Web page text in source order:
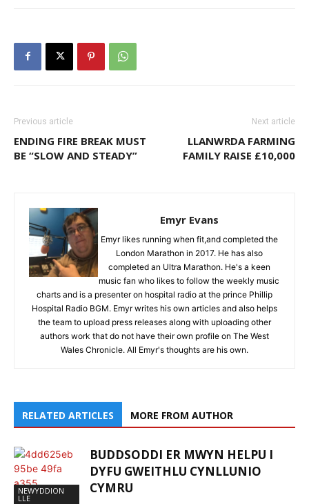
Previous article
ENDING FIRE BREAK MUST
BE “SLOW AND STEADY”
Next article
LLANWRDA FARMING
FAMILY RAISE £10,000
Emyr Evans
Emyr likes running when fit,and completed the
London Marathon in 2017. He has also
completed an Ultra Marathon. He's a keen
music fan who likes to follow the weekly music
charts and is a presenter on hospital radio at the prince Phillip
Hospital Radio BGM. Emyr writes his own articles and also helps
the team to upload press releases along with uploading other
authors work that do not have their own profile on The West
Wales Chronicle. All Emyr's thoughts are his own.
RELATED ARTICLES MORE FROM AUTHOR
NEWYDDION
LLE
BUDDSODDI ER MWYN HELPU I
DYFU GWEITHLU CYNLLUNIO
CYMRU